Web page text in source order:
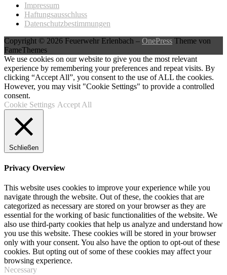
Impressum
Haftungsausschluss
Datenschutzbestimmungen
Copyright © 2026 Feuerwehr Erlenbach – OnePress Theme von
FameThemes
We use cookies on our website to give you the most relevant
experience by remembering your preferences and repeat visits. By
clicking “Accept All”, you consent to the use of ALL the cookies.
However, you may visit "Cookie Settings" to provide a controlled
consent.
Cookie Settings Accept All
Schließen
Privacy Overview
This website uses cookies to improve your experience while you
navigate through the website. Out of these, the cookies that are
categorized as necessary are stored on your browser as they are
essential for the working of basic functionalities of the website. We
also use third-party cookies that help us analyze and understand how
you use this website. These cookies will be stored in your browser
only with your consent. You also have the option to opt-out of these
cookies. But opting out of some of these cookies may affect your
browsing experience.
Necessary